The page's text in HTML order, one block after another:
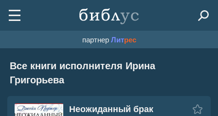
партнерЛитрес
Все книги исполнителя Ирина
Григорьева
Неожиданный брак